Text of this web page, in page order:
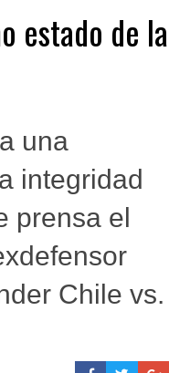
estado de la
una
integridad
prensa el
Chile vs.